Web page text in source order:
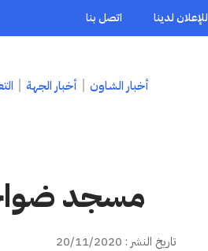
للإعلان لدينا اتصل بنا
أخبار الشاون أخبار الجهة
مسجد
تاريخ النشر : 20/11/2020